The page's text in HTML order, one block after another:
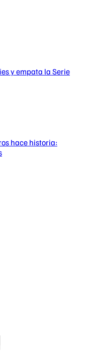
y empata la Serie
hace historia: